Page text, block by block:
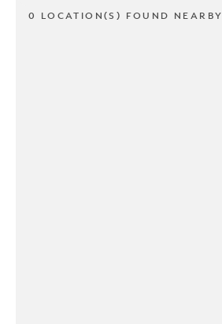
0 LOCATION(S) FOUND NEARBY